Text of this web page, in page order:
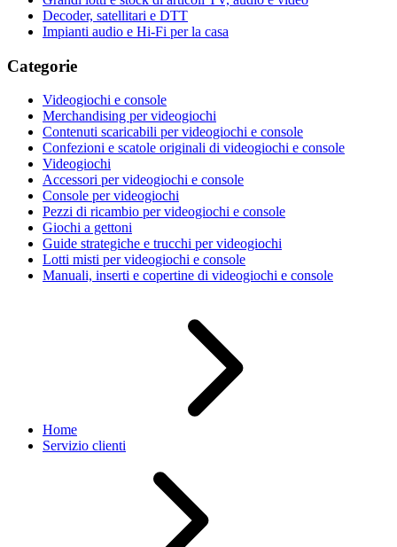
Decoder, satellitari e DTT
Impianti audio e Hi-Fi per la casa
Categorie
Videogiochi e console
Merchandising per videogiochi
Contenuti scaricabili per videogiochi e console
Confezioni e scatole originali di videogiochi e console
Videogiochi
Accessori per videogiochi e console
Console per videogiochi
Pezzi di ricambio per videogiochi e console
Giochi a gettoni
Guide strategiche e trucchi per videogiochi
Lotti misti per videogiochi e console
Manuali, inserti e copertine di videogiochi e console
Home
Servizio clienti